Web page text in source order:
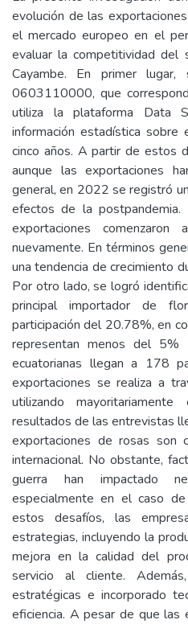
evolución de las
el mercado europeo en el
evaluar la competitividad del
Cayambe. En primer
0603110000, que
utiliza la plataforma Data
información estadística
cinco años. A partir de estos
aunque las exportaciones
general, en 2022 se registró
efectos de la
exportaciones
nuevamente. En términos
una tendencia de crecimiento
Por otro lado, se logró
principal importador de
participación del 20.78%, en
representan menos del 5%
ecuatorianas llegan a 178
exportaciones se realiza a
utilizando
resultados de las entrevistas
exportaciones de rosas son
internacional. No obstante,
guerra han impactado
especialmente en el caso
estos desafíos, las
estrategias, incluyendo la
mejora en la calidad del
servicio al cliente.
estratégicas e incorporado
eficiencia. A pesar de que las